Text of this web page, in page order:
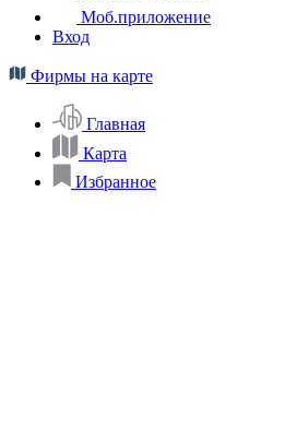
Моб.приложение
Вход
Фирмы на карте
Главная
Карта
Избранное